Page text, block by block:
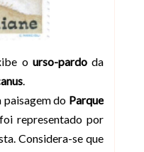
o urso-pardo da
.
paisagem do Parque
representado por
Considera-se que